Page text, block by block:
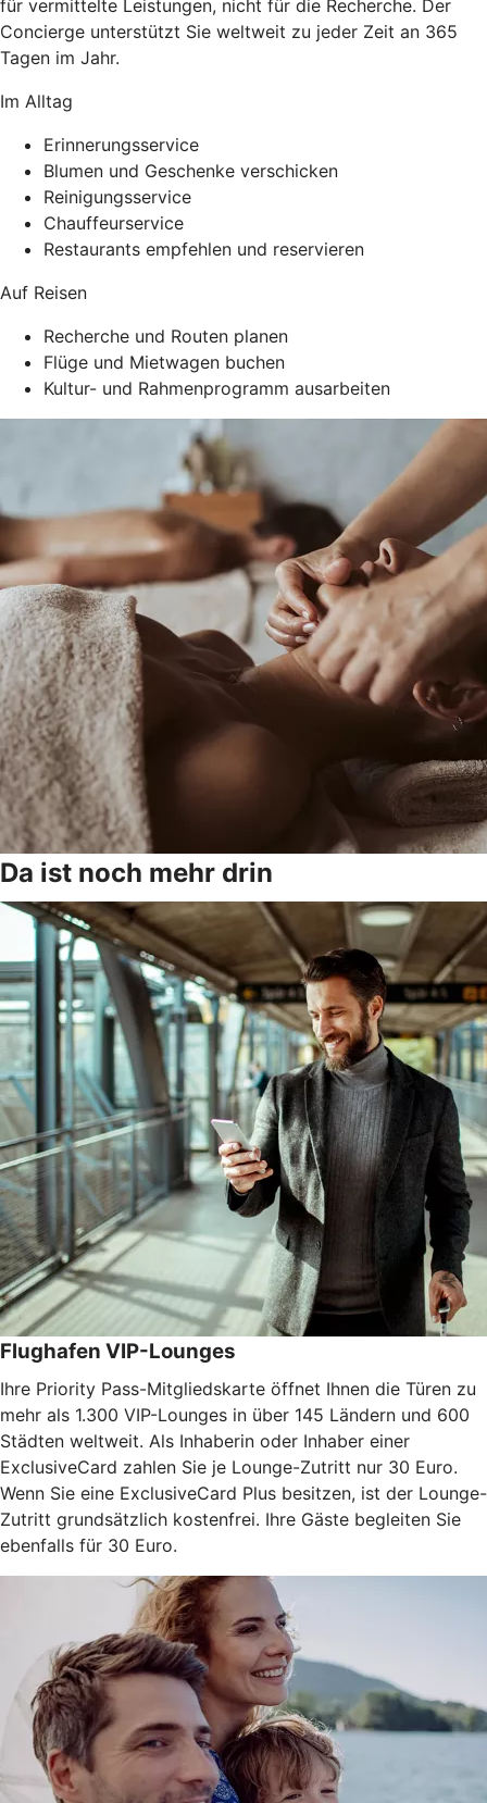
für vermittelte Leistungen, nicht für die Recherche. Der
Concierge unterstützt Sie weltweit zu jeder Zeit an 365
Tagen im Jahr.
Im Alltag
Erinnerungsservice
Blumen und Geschenke verschicken
Reinigungsservice
Chauffeurservice
Restaurants empfehlen und reservieren
Auf Reisen
Recherche und Routen planen
Flüge und Mietwagen buchen
Kultur- und Rahmenprogramm ausarbeiten
Da ist noch mehr drin
Flughafen VIP-Lounges
Ihre Priority Pass-Mitgliedskarte öffnet Ihnen die Türen zu
mehr als 1.300 VIP-Lounges in über 145 Ländern und 600
Städten weltweit. Als Inhaberin oder Inhaber einer
ExclusiveCard zahlen Sie je Lounge-Zutritt nur 30 Euro.
Wenn Sie eine ExclusiveCard Plus besitzen, ist der Lounge-
Zutritt grundsätzlich kostenfrei. Ihre Gäste begleiten Sie
ebenfalls für 30 Euro.